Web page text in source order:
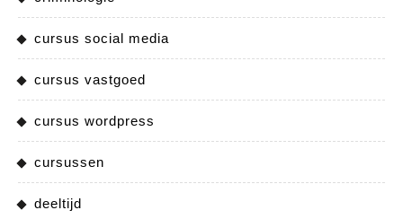
cursus social media
cursus vastgoed
cursus wordpress
cursussen
deeltijd